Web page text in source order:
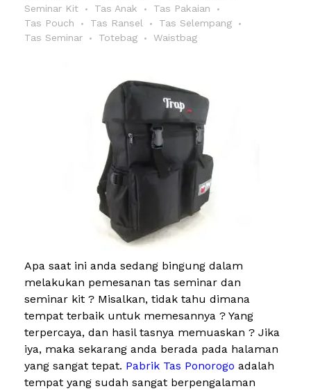
Seminar Kit
Tas Anak
Tas Pakaian
Tas Pouch
Tas Ransel
Tas Selempang
Tas Seminar
Totebag Waistbag
Apa saat ini anda sedang bingung dalam
melakukan pemesanan tas seminar dan
seminar kit ? Misalkan, tidak tahu dimana
tempat terbaik untuk memesannya ? Yang
terpercaya, dan hasil tasnya memuaskan ? Jika
iya, maka sekarang anda berada pada halaman
yang sangat tepat. Pabrik Tas Ponorogo adalah
tempat yang sudah sangat berpengalaman